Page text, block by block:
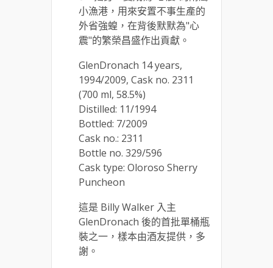
小漁港，用來安置不事生產的
外省強蝗，在背後默默為"心
震"的繁榮昌盛作出貢獻。
GlenDronach 14 years,
1994/2009, Cask no. 2311
(700 ml, 58.5%)
Distilled: 11/1994
Bottled: 7/2009
Cask no.: 2311
Bottle no. 329/596
Cask type: Oloroso Sherry
Puncheon
這是 Billy Walker 入主
GlenDronach 後的首批單桶瓶
裝之一，樣本由酒友提供，多
謝。